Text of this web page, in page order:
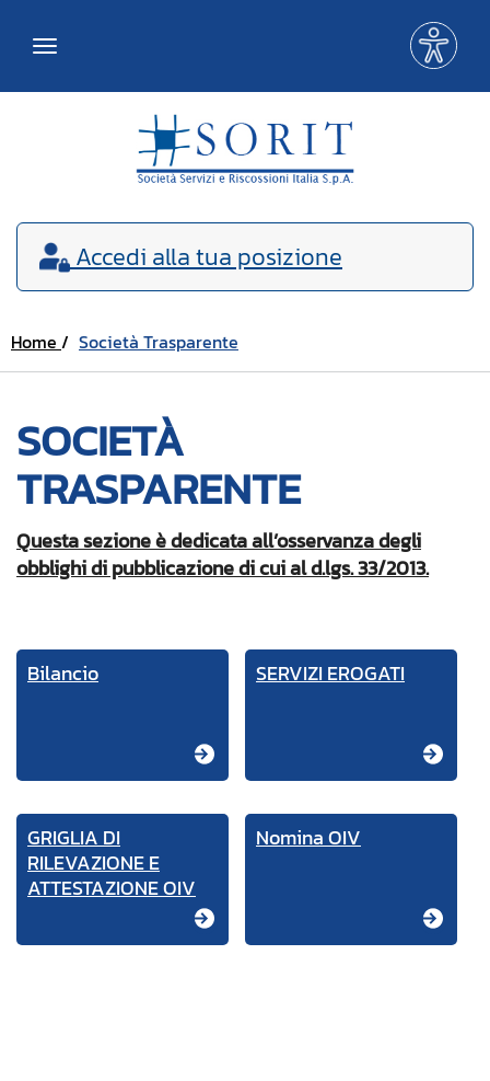
Toggle
Accedi alla tua posizione
Home Società Trasparente
SOCIETÀ
TRASPARENTE
Questa sezione è dedicata all’osservanza degli
obblighi di pubblicazione di cui al d.lgs. 33/2013.
Bilancio SERVIZI EROGATI
GRIGLIA DI
RILEVAZIONE E
ATTESTAZIONE OIV
Nomina OIV